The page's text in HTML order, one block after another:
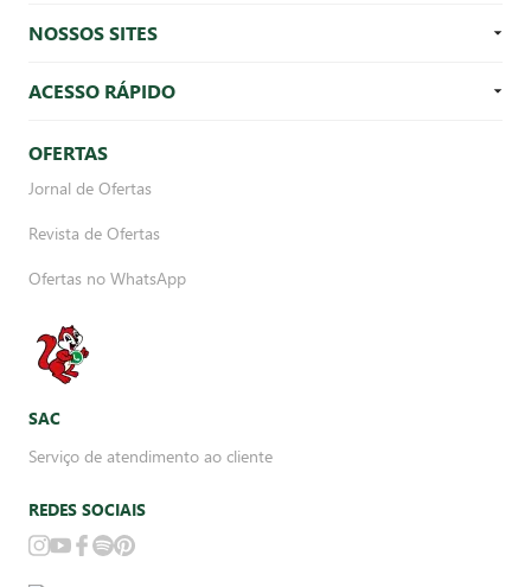
NOSSOS SITES
ACESSO RÁPIDO
OFERTAS
Jornal de Ofertas
Revista de Ofertas
Ofertas no WhatsApp
SAC
Serviço de atendimento ao cliente
REDES SOCIAIS